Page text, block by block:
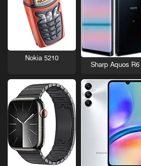
Sharp Aquos R6
Nokia 5210